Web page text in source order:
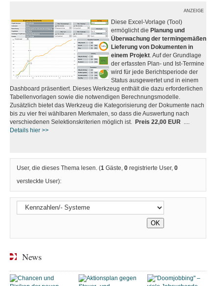
ANZEIGE
Diese Excel-Vorlage (Tool)
ermöglicht die Planung und
Überwachung der termingemäßen
Lieferung von Dokumenten in
einem Projekt . Auf der Grundlage
der erfassten Plan- und Ist-Termine
wird für jede Berichtsperiode der
Status ausgewertet und in einem
Dashboard präsentiert. Dieses Werkzeug enthält die dazu erforderlichen
Tabellenvorlagen sowie die notwendigen Berechnungsmodelle.
Zusätzlich bietet das Werkzeug die Kategorisierung der Dokumente nach
bis zu vier frei wählbaren Merkmalen, so dass die Auswertung nach
verschiedenen Selektionskriterien möglich ist. Preis 22,00 EUR
Details hier >>
User, die dieses Thema lesen. (1 Gäste,0 registrierte User,0
versteckte User):
News